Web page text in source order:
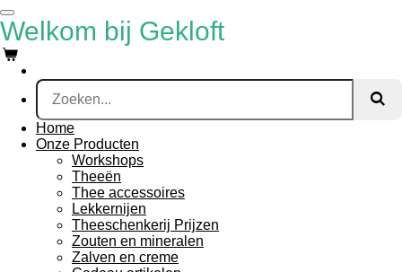
Ga
direct
naar
de
hoofdinhoud
Welkom bij Gekloft
Home
Onze Producten
Workshops
Theeën
Thee accessoires
Lekkernijen
Theeschenkerij Prijzen
Zouten en mineralen
Zalven en creme